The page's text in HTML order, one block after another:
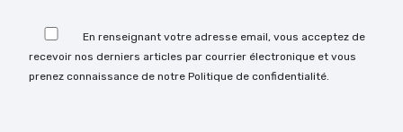
En renseignant votre adresse email, vous acceptez de
recevoir nos derniers articles par courrier électronique et vous
prenez connaissance de notre Politique de confidentialité.